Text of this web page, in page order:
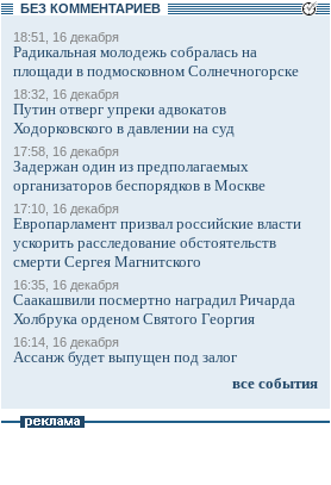
БЕЗ КОМMЕНТАРИЕВ
18:51, 16 декабря
Радикальная молодежь собралась на
площади в подмосковном Солнечногорске
18:32, 16 декабря
Путин отверг упреки адвокатов
Ходорковского в давлении на суд
17:58, 16 декабря
Задержан один из предполагаемых
организаторов беспорядков в Москве
17:10, 16 декабря
Европарламент призвал российские власти
ускорить расследование обстоятельств
смерти Сергея Магнитского
16:35, 16 декабря
Саакашвили посмертно наградил Ричарда
Холбрука орденом Святого Георгия
16:14, 16 декабря
Ассанж будет выпущен под залог
все события